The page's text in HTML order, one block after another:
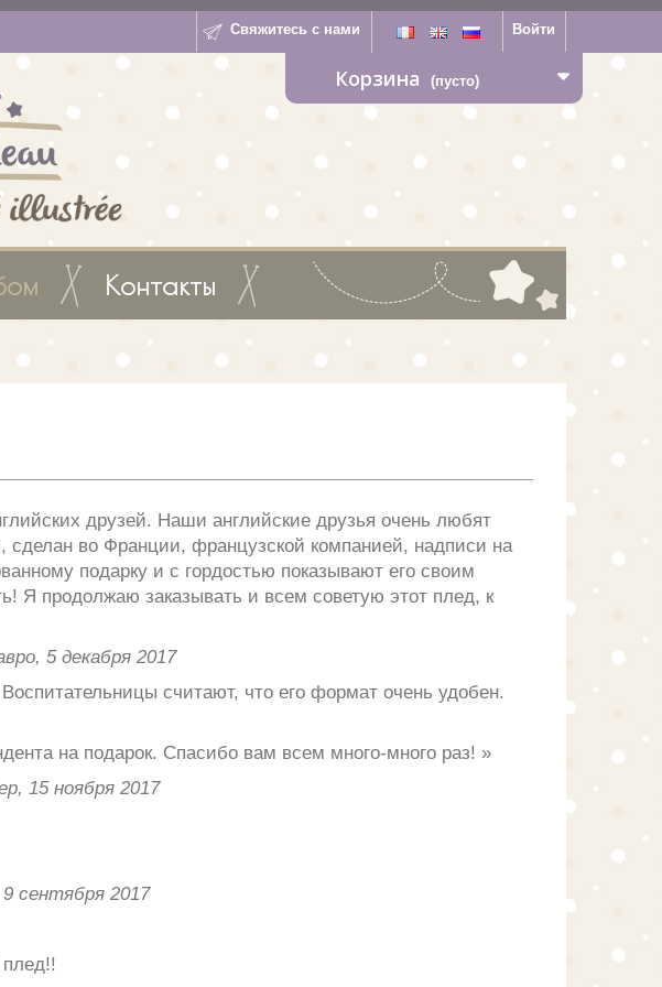
Войти
Свяжитесь с нами
Корзина (пусто)
Контакты
друзей. Наши английские друзья очень любят
во Франции, французской компанией, надписи на
подарку и с гордостью показывают его своим
Я продолжаю заказывать и всем советую этот плед, к
2017
считают, что его формат очень удобен.
на подарок. Спасибо вам всем много-много раз! »
15 ноября 2017
сентября 2017